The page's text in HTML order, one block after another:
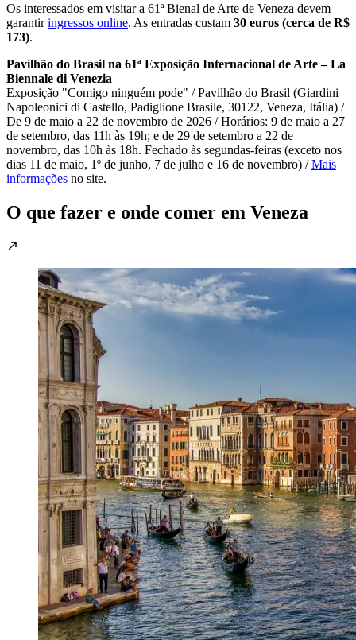
Os interessados em visitar a 61ª Bienal de Arte de Veneza devem
garantiringressos online. As entradas custam 30 euros (cerca de R$
173).
Pavilhão do Brasil na 61ª Exposição Internacional de Arte – La
Biennale di Venezia
Exposição "Comigo ninguém pode" / Pavilhão do Brasil (Giardini
Napoleonici di Castello, Padiglione Brasile, 30122, Veneza, Itália) /
De 9 de maio a 22 de novembro de 2026 / Horários: 9 de maio a 27
de setembro, das 11h às 19h; e de 29 de setembro a 22 de
novembro, das 10h às 18h. Fechado às segundas-feiras (exceto nos
dias 11 de maio, 1º de junho, 7 de julho e 16 de novembro) /Mais
informações no site.
O que fazer e onde comer em Veneza